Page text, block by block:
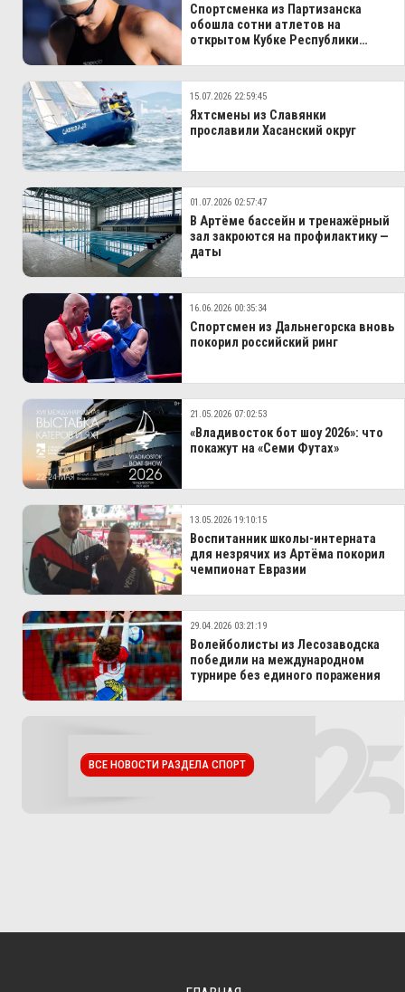
Спортсменка из Партизанска
обошла сотни атлетов на
открытом Кубке Республики
15.07.2026 22:59:45
Яхтсмены из Славянки
прославили Хасанский округ
01.07.2026 02:57:47
В Артёме бассейн и тренажёрный
зал закроются на профилактику —
даты
16.06.2026 00:35:34
Спортсмен из Дальнегорска вновь
покорил российский ринг
21.05.2026 07:02:53
«Владивосток бот шоу 2026»: что
покажут на «Семи Футах»
13.05.2026 19:10:15
Воспитанник школы-интерната
для незрячих из Артёма покорил
чемпионат Евразии
29.04.2026 03:21:19
Волейболисты из Лесозаводска
победили на международном
турнире без единого поражения
ВСЕ НОВОСТИ РАЗДЕЛА СПОРТ